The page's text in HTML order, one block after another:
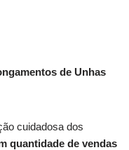
de Unhas
cuidadosa dos
quantidade de vendas